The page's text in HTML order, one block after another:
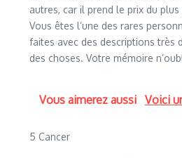
autres, car il prend le prix du
Vous êtes l’une des rares
faites avec des descriptions très
des choses. Votre mémoire
Vous aimerez aussi Voici
5 Cancer